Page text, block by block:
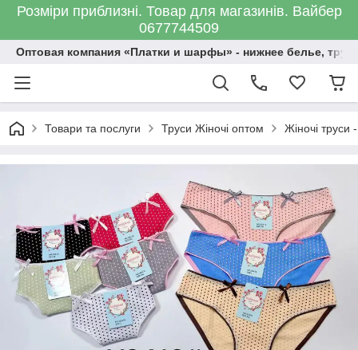
Розміри приблизні. Товар для магазинів. Вайбер
0677744509
Оптовая компания «Платки и шарфы» - нижнее белье,
Товари та послуги Труси Жіночі оптом Жіночі труси